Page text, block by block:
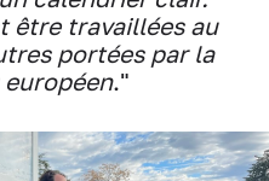
être travaillées au
portées par la
européen."